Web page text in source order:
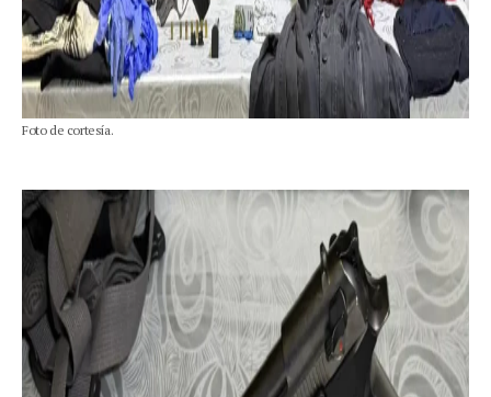
Foto de cortesía.